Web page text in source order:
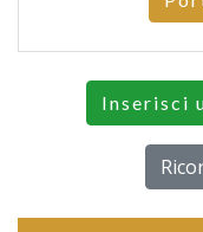
Inserisci